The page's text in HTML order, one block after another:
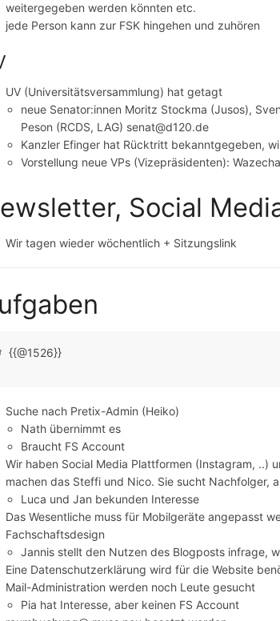
weitergegeben werden könnten etc.
jede Person kann zur FSK hingehen und zuhören
UV (Universitätsversammlung) hat getagt
neue Senator:innen Moritz Stockma (Jusos),
Peson (RCDS, LAG) senat@d120.de
Kanzler Efinger hat Rücktritt bekanntgegeben,
Vorstellung neue VPs (Vizepräsidenten):
Social
Wir tagen wieder wöchentlich + Sitzungslink
{{@1526}}
Suche nach Pretix-Admin (Heiko)
Nath übernimmt es
Braucht FS Account
Wir haben Social Media Plattformen (Instagram, ..)
machen das Steffi und Nico. Sie sucht Nachfolger,
Luca und Jan bekunden Interesse
Das Wesentliche muss für Mobilgeräte angepasst
Fachschaftsdesign
Jannis stellt den Nutzen des Blogposts infrage,
Eine Datenschutzerklärung wird für die Website
Mail-Administration werden noch Leute gesucht
Pia hat Interesse, aber keinen FS Account